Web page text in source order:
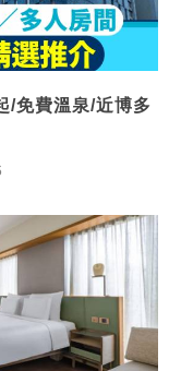
/免費溫泉/近博多